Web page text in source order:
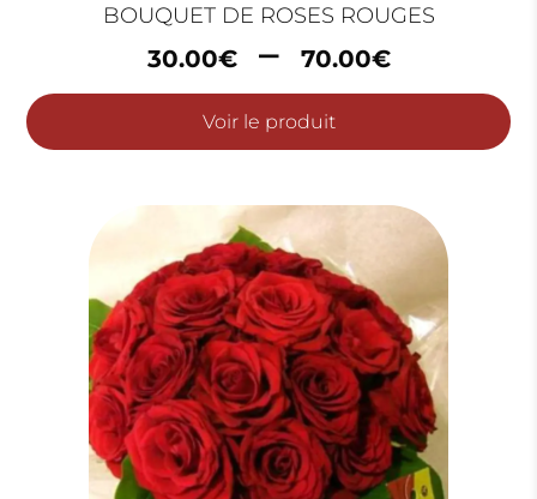
BOUQUET DE ROSES ROUGES
30.00€ – 70.00€Plage
de
30.00€
70.00€
Voir le produit